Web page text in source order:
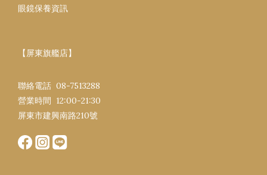
眼鏡保養資訊
【屏東旗艦店】
聯絡電話 08-7513288
營業時間 12:00-21:30​
屏東市建興南路​210號